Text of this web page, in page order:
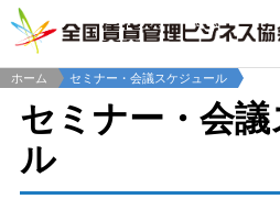
ホーム セミナー・会議スケジュール
セミナー・会
ル